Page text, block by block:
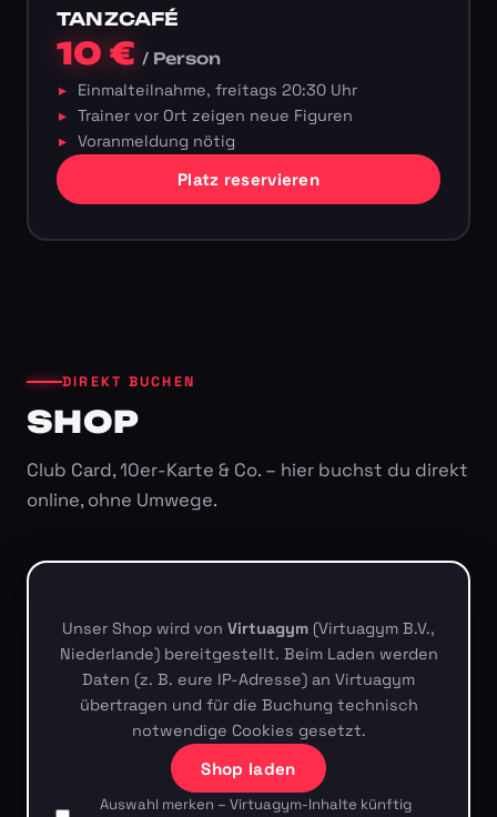
TANZCAFÉ
10 €/ Person
Einmalteilnahme, freitags 20:30 Uhr
Trainer vor Ort zeigen neue Figuren
Voranmeldung nötig
Platz reservieren
DIREKT BUCHEN
SHOP
Club Card, 10er-Karte & Co. – hier buchst du direkt
online, ohne Umwege.
Unser Shop wird von Virtuagym (Virtuagym B.V.,
Niederlande) bereitgestellt. Beim Laden werden
Daten (z. B. eure IP-Adresse) an Virtuagym
übertragen und für die Buchung technisch
notwendige Cookies gesetzt.
Shop laden
Auswahl merken – Virtuagym-Inhalte künftig